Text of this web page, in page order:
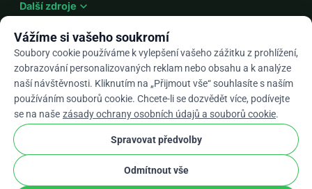
Další zdroje expand_more
Csarrow_drop_down
★★★★★4,9 / 5 na základě 500+ recenzí
WhyDonate Soukromí a cookies
Obchodní podmínky
Vážíme si vašeho soukromí
Soubory cookie používáme k vylepšení vašeho zážitku z prohlížení,
zobrazování personalizovaných reklam nebo obsahu a k analýze
naší návštěvnosti. Kliknutím na „Přijmout vše“ souhlasíte s naším
používáním souborů cookie. Chcete-li se dozvědět více, podívejte
se na naše zásady ochrany osobních údajů a souborů cookie.
Spravovat předvolby
Odmítnout vše